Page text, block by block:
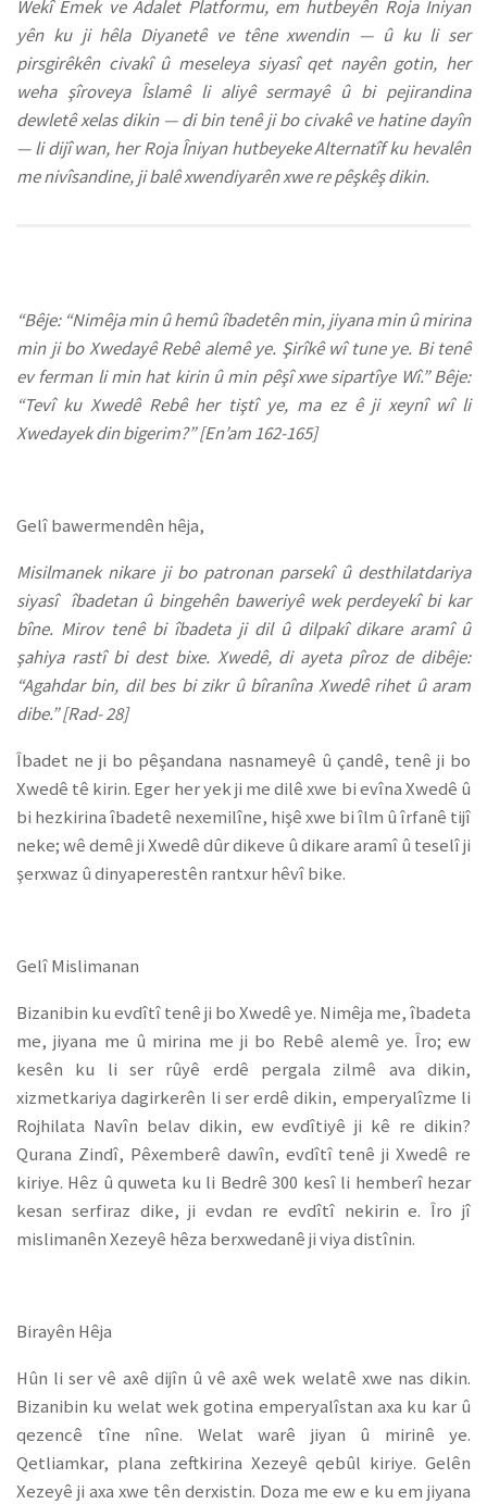
Wekî Emek ve Adalet Platformu, em hutbeyên Roja Îniyan
yên ku ji hêla Diyanetê ve têne xwendin — û ku li ser
pirsgirêkên civakî û meseleya siyasî qet nayên gotin, her
weha şîroveya Îslamê li aliyê sermayê û bi pejirandina
dewletê xelas dikin — di bin tenê ji bo civakê ve hatine dayîn
— li dijî wan, her Roja Îniyan hutbeyeke Alternatîf ku hevalên
me nivîsandine, ji balê xwendiyarên xwe re pêşkêş dikin.
“Bêje: “Nimêja min û hemû îbadetên min, jiyana min û mirina
min ji bo Xwedayê Rebê alemê ye. Şirîkê wî tune ye. Bi tenê
ev ferman li min hat kirin û min pêşî xwe sipartîye Wî.” Bêje:
“Tevî ku Xwedê Rebê her tiştî ye, ma ez ê ji xeynî wî li
Xwedayek din bigerim?”[En’am 162-165]
Gelî bawermendên hêja,
Misilmanek nikare ji bo patronan parsekî û desthilatdariya
siyasî îbadetan û bingehên baweriyê wek perdeyekî bi kar
bîne. Mirov tenê bi îbadeta ji dil û dilpakî dikare aramî û
şahiya rastî bi dest bixe. Xwedê, di ayeta pîroz de dibêje:
“Agahdar bin, dil bes bi zikr û bîranîna Xwedê rihet û aram
dibe.” [Rad- 28]
Îbadet ne ji bo pêşandana nasnameyê û çandê, tenê ji bo
Xwedê tê kirin. Eger her yek ji me dilê xwe bi evîna Xwedê û
bi hezkirina îbadetê nexemilîne, hişê xwe bi îlm û îrfanê tijî
neke; wê demê ji Xwedê dûr dikeve û dikare aramî û teselî ji
şerxwaz û dinyaperestên rantxur hêvî bike.
Gelî Mislimanan
Bizanibin ku evdîtî tenê ji bo Xwedê ye. Nimêja me, îbadeta
me, jiyana me û mirina me ji bo Rebê alemê ye. Îro; ew
kesên ku li ser rûyê erdê pergala zilmê ava dikin,
xizmetkariya dagirkerên li ser erdê dikin, emperyalîzme li
Rojhilata Navîn belav dikin, ew evdîtiyê ji kê re dikin?
Qurana Zindî, Pêxemberê dawîn, evdîtî tenê ji Xwedê re
kiriye. Hêz û quweta ku li Bedrê 300 kesî li hemberî hezar
kesan serfiraz dike, ji evdan re evdîtî nekirin e. Îro jî
mislimanên Xezeyê hêza berxwedanê ji viya distînin.
Birayên Hêja
Hûn li ser vê axê dijîn û vê axê wek welatê xwe nas dikin.
Bizanibin ku welat wek gotina emperyalîstan axa ku kar û
qezencê tîne nîne. Welat warê jiyan û mirinê ye.
Qetliamkar, plana zeftkirina Xezeyê qebûl kiriye. Gelên
Xezeyê ji axa xwe tên derxistin. Doza me ew e ku em jiyana